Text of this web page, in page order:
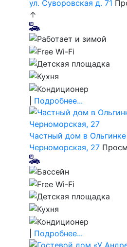
ул. Суворовская д. 71
↑
Подробнее...
Частный дом в Ольгинке
Черноморская, 27
Подробнее...